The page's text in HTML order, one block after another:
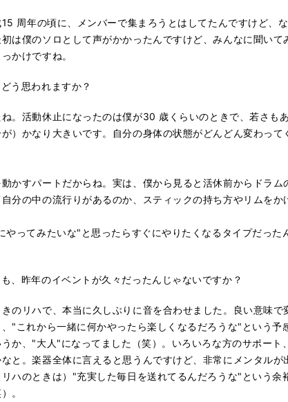
周年の頃に、メンバーで集まろうとはしてたんですけど、
は僕のソロとして声がかかったんですけど、みんなに聞い
かけですね。
う思われますか？
。活動休止になったのは僕が30 歳くらいのときで、若さも
）かなり大きいです。自分の身体の状態がどんどん変わっ
かすパートだからね。実は、僕から見ると活休前からドラ
分の中の流行りがあるのか、スティックの持ち方やリムをか
ってみたいな"と思ったらすぐにやりたくなるタイプだっ
、昨年のイベントが久々だったんじゃないですか？
のリハで、本当に久しぶりに音を合わせました。良い意味
"これから一緒に何かやったら楽しくなるだろうな"という
か、"大人"になってました（笑）。いろいろな方のサポー
と。楽器全体に言えると思うんですけど、非常にメンタル
ハのときは）"充実した毎日を送れてるんだろうな"という
。